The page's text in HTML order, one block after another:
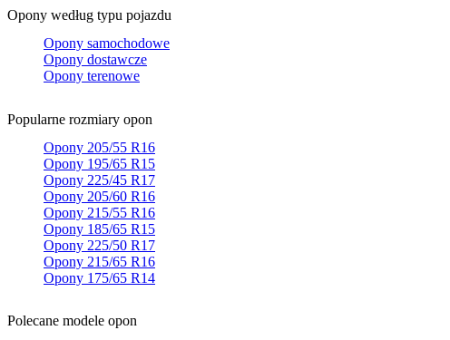
Opony według typu pojazdu
Opony samochodowe
Opony dostawcze
Opony terenowe
Popularne rozmiary opon
Opony 205/55 R16
Opony 195/65 R15
Opony 225/45 R17
Opony 205/60 R16
Opony 215/55 R16
Opony 185/65 R15
Opony 225/50 R17
Opony 215/65 R16
Opony 175/65 R14
Polecane modele opon